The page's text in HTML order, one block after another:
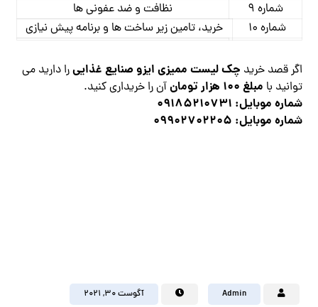
شماره 9
نظافت و ضد عفونی ها
شماره 10
خرید، تامین زیر ساخت ها و برنامه پیش نیازی
اگر قصد خرید چک لیست ممیزی ایزو صنایع غذاییرا دارید می
توانید با مبلغ 100 هزار تومان آن را خریداری کنید.
شماره موبایل: 09185210731
شماره موبایل: 09902702205
Admin آگوست ۳۰, ۲۰۲۱